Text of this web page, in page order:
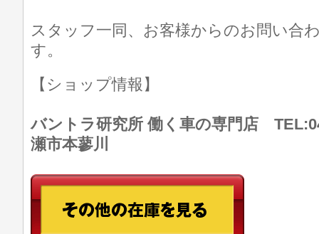
スタッフ一同、お客様からのお問い合
す。
【ショップ情報】
バントラ研究所 働く車の専門店
瀬市本蓼川